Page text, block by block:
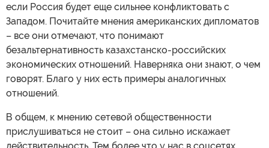
если Россия будет еще сильнее конфликтовать с
Западом. Почитайте мнения американских дипломатов
– все они отмечают, что понимают
безальтернативность казахстанско-российских
экономических отношений. Наверняка они знают, о чем
говорят. Благо у них есть примеры аналогичных
отношений.
В общем, к мнению сетевой общественности
прислушиваться не стоит – она сильно искажает